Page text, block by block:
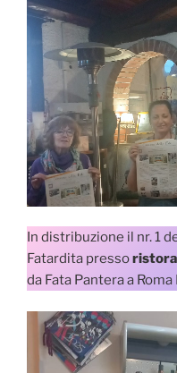
In distribuzione il nr. 1
Fatardita presso
da Fata Pantera a